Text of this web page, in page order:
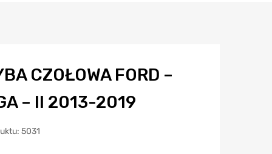
CZOŁOWA FORD –
– II 2013-2019
5031